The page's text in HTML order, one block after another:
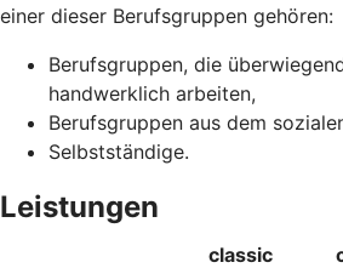
einer dieser Berufsgruppen gehören:
Berufsgruppen, die
handwerklich arbeiten,
Berufsgruppen aus dem
Selbstständige.
Leistungen
classic